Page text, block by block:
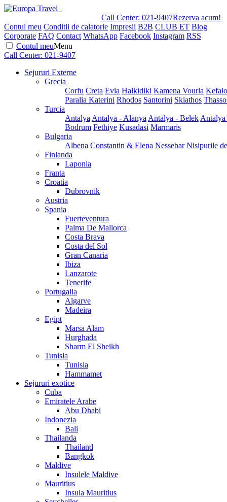
Call Center: 021-9407Rezerva acum!
Contul meu Conditii de calatorie Impresii B2B CLUB ET Blog
Corporate FAQ Contact WhatsApp Facebook Instagram RSS
Contul meuMenu
Call Center: 021-9407
Sejururi Externe
Grecia
Corfu Creta Evia Halkidiki Kamena Vourla
Paralia Katerini Rhodos Santorini Skiathos
Turcia
Antalya Antalya - Alanya Antalya - Belek
Bodrum Fethiye Kusadasi Marmaris
Bulgaria
Albena Constantin & Elena Nessebar Nisipurile
Finlanda
Laponia
Franta
Croatia
Dubrovnik
Austria
Spania
Fuerteventura
Palma De Mallorca
Costa Brava
Costa del Sol
Gran Canaria
Ibiza
Lanzarote
Tenerife
Portugalia
Algarve
Madeira
Egipt
Marsa Alam
Hurghada
Sharm El Sheikh
Tunisia
Tunisia
Hammamet
Sejururi exotice
Cuba
Emiratele Arabe
Abu Dhabi
Indonezia
Bali
Thailanda
Thailand
Bangkok
Maldive
Insulele Maldive
Mauritius
Insula Mauritius